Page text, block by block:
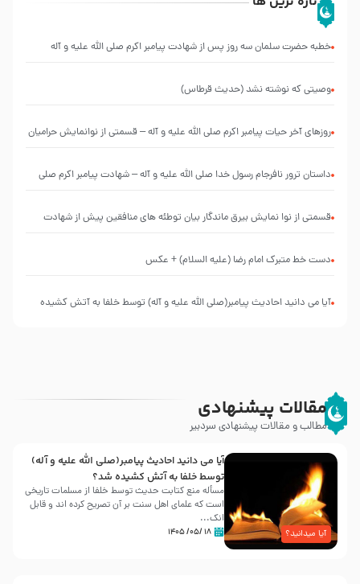
خطبه حضرت سلمان سه روز پس از شهادت پیامبر اکرم صلی الله علیه و آله
وصیتی که نوشته نشد (حدیث قرطاس)
روزهای آخر حیات پیامبر اکرم صلی الله علیه و آله – قسمتی از نوانمایش حرامیان
‌‌‌‌‌‌‌داستان ترور نافرجام رسول خدا صلی الله علیه و آله – شهادت پیامبر اکرم صلی
قسمتی از نوا نمایش بیرق ماندگار بیان توطئه های منافقین پیش از شهادت
دست خط متبرک امام رضا (علیه السلام) + عکس
آیا می دانید احادیث پیامبر(صلی الله علیه و آله) توسط خلفا به آتش کشیده
مقالات پیشنهادی
مطالب و مقالات پیشنهادی سردبیر
آیا میدانید؟
آیا می دانید احادیث پیامبر(صلی الله علیه و آله)
توسط خلفا به آتش کشیده شد؟
مسأله منع کتابت حدیث توسط خلفا از مسلمات تاریخی
است که علمای اهل سنت بر آن تصریح کرده اند و قابل
انک...
۱۸ /۰۵/ ۱۴۰۵